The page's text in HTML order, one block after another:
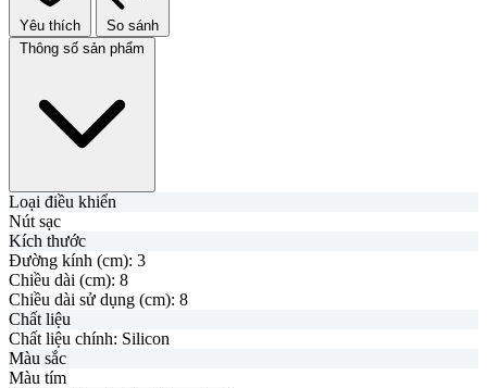
Yêu thích
So sánh
Thông số sản phẩm
Loại điều khiển
Nút sạc
Kích thước
Đường kính (cm): 3
Chiều dài (cm): 8
Chiều dài sử dụng (cm): 8
Chất liệu
Chất liệu chính: Silicon
Màu sắc
Màu tím